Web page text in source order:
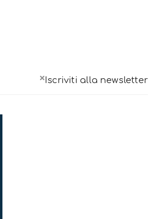
×Iscriviti alla newsletter